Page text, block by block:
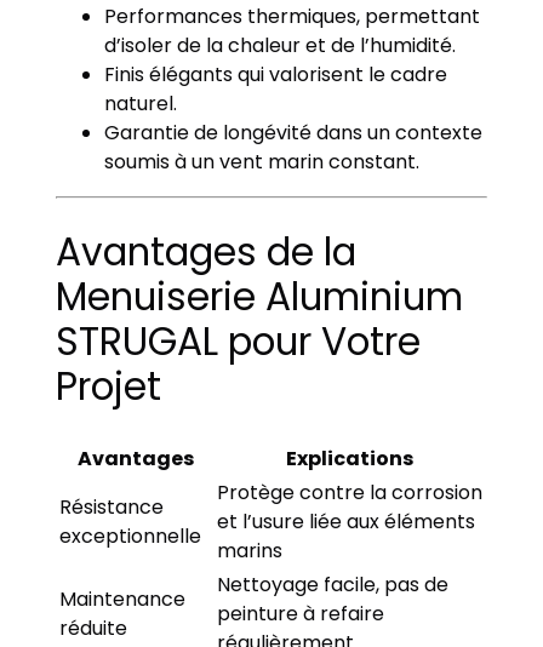
Performances thermiques, permettant
d’isoler de la chaleur et de l’humidité.
Finis élégants qui valorisent le cadre
naturel.
Garantie de longévité dans un contexte
soumis à un vent marin constant.
Avantages de la
Menuiserie Aluminium
STRUGAL pour Votre
Projet
Avantages
Explications
Résistance
exceptionnelle
Protège contre la corrosion
et l’usure liée aux éléments
marins
Maintenance
réduite
Nettoyage facile, pas de
peinture à refaire